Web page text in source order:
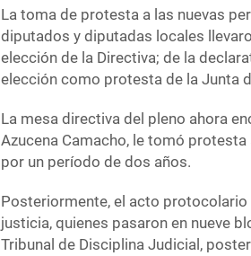
La toma de protesta a las nuevas
diputados y diputadas locales
elección de la Directiva; de la
elección como protesta de la Junta
La mesa directiva del pleno ahora
Azucena Camacho, le tomó
por un período de dos años.
Posteriormente, el acto
justicia, quienes pasaron en nueve
Tribunal de Disciplina Judicial,